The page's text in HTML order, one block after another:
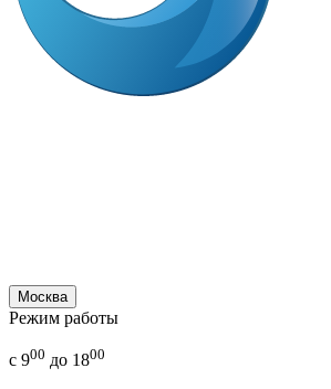
Москва
Режим работы
с 900 до 1800